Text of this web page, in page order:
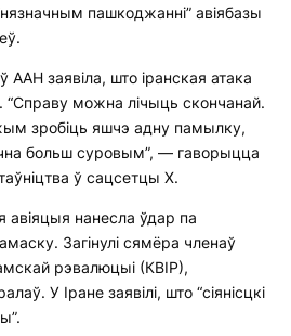
пашкоджанні” авіябазы
ААН заявіла, што іранская атака
“Справу можна лічыць скончанай.
зробіць яшчэ адну памылку,
больш суровым”, — гаворыцца
ў сацсетцы X.
авіяцыя нанесла ўдар па
Загінулі сямёра членаў
рэвалюцыі (КВІР),
У Іране заявілі, што “сіянісцкі